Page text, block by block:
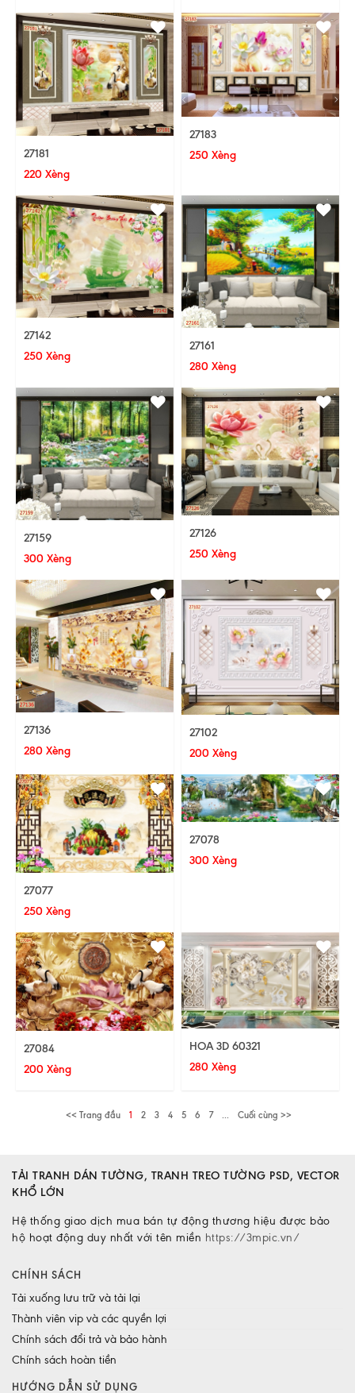
27181
220 Xèng
27183
250 Xèng
27142
250 Xèng
27161
280 Xèng
27159
300 Xèng
27126
250 Xèng
27136
280 Xèng
27102
200 Xèng
27077
250 Xèng
27078
300 Xèng
27084
200 Xèng
HOA 3D 60321
280 Xèng
<< Trang đầu 1 2 3 4 5 6 7 ... Cuối cùng >>
TẢI TRANH DÁN TƯỜNG, TRANH TREO TƯỜNG PSD, VECTOR
KHỔ LỚN
Hệ thống giao dịch mua bán tự động thương hiệu được bảo
hộ hoạt động duy nhất với tên miền https://3mpic.vn/
CHÍNH SÁCH
Tải xuống lưu trữ và tải lại
Thành viên vip và các quyền lợi
Chính sách đổi trả và bảo hành
Chính sách hoàn tiền
HƯỚNG DẪN SỬ DỤNG